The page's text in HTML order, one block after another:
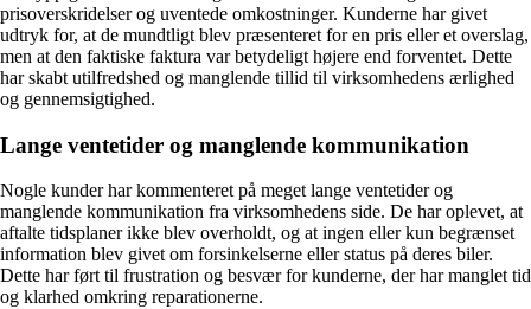
prisoverskridelser og uventede omkostninger. Kunderne har givet
udtryk for, at de mundtligt blev præsenteret for en pris eller et overslag,
men at den faktiske faktura var betydeligt højere end forventet. Dette
har skabt utilfredshed og manglende tillid til virksomhedens ærlighed
og gennemsigtighed.
Lange ventetider og manglende kommunikation
Nogle kunder har kommenteret på meget lange ventetider og
manglende kommunikation fra virksomhedens side. De har oplevet, at
aftalte tidsplaner ikke blev overholdt, og at ingen eller kun begrænset
information blev givet om forsinkelserne eller status på deres biler.
Dette har ført til frustration og besvær for kunderne, der har manglet tid
og klarhed omkring reparationerne.